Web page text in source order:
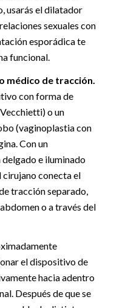
usarás el dilatador
sexuales con
esporádica te
funcional.
médico de tracción.
con forma de
o un
(vaginoplastia con
Con un
e iluminado
conecta el
tracción separado,
o a través del
el dispositivo de
hacia adentro
Después de que se